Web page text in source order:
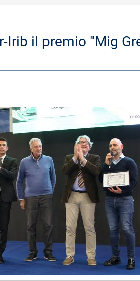
Irib il premio "Mig